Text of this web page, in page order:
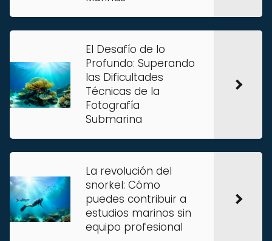
El Desafío de lo
Profundo: Superando
las Dificultades
Técnicas de la
Fotografía
Submarina
La revolución del
snorkel: Cómo
puedes contribuir a
estudios marinos sin
equipo profesional